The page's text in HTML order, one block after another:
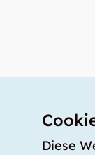
Mehr über
Diese